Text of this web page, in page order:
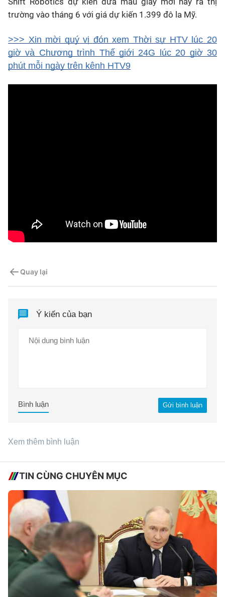
trường vào tháng 6 với giá dự kiến 1.399 đô la Mỹ.
>>> Xin mời quý vị đón xem Thời sự HTV lúc 20
giờ và Chương trình Thế giới 24G lúc 20 giờ 30
phút mỗi ngày trên kênh HTV9
Quay lại
Ý kiến của bạn
Gửi bình luận
Bình luận
Xem thêm bình luận
TIN CÙNG CHUYÊN MỤC